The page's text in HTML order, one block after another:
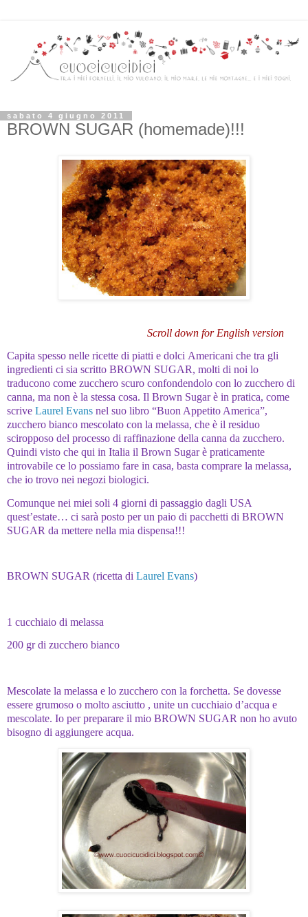
sabato 4 giugno 2011
BROWN SUGAR (homemade)!!!
Scroll down for English version
Capita spesso nelle ricette di piatti e dolci Americani che tra gli
ingredienti ci sia scritto BROWN SUGAR, molti di noi lo
traducono come zucchero scuro confondendolo con lo zucchero di
canna, ma non è la stessa cosa. Il Brown Sugar è in pratica, come
scrive Laurel Evans nel suo libro “Buon Appetito America”,
zucchero bianco mescolato con la melassa, che è il residuo
sciropposo del processo di raffinazione della canna da zucchero.
Quindi visto che qui in Italia il Brown Sugar è praticamente
introvabile ce lo possiamo fare in casa, basta comprare la melassa,
che io trovo nei negozi biologici.
Comunque nei miei soli 4 giorni di passaggio dagli USA
quest’estate… ci sarà posto per un paio di pacchetti di BROWN
SUGAR da mettere nella mia dispensa!!!
BROWN SUGAR (ricetta di Laurel Evans)
1 cucchiaio di melassa
200 gr di zucchero bianco
Mescolate la melassa e lo zucchero con la forchetta. Se dovesse
essere grumoso o molto asciutto , unite un cucchiaio d’acqua e
mescolate. Io per preparare il mio BROWN SUGAR non ho avuto
bisogno di aggiungere acqua.